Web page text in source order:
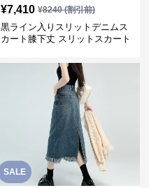
¥7,410 ¥8240(割引前)
黒ライン入りスリットデニムス
カート膝下丈 スリットスカート
SALE